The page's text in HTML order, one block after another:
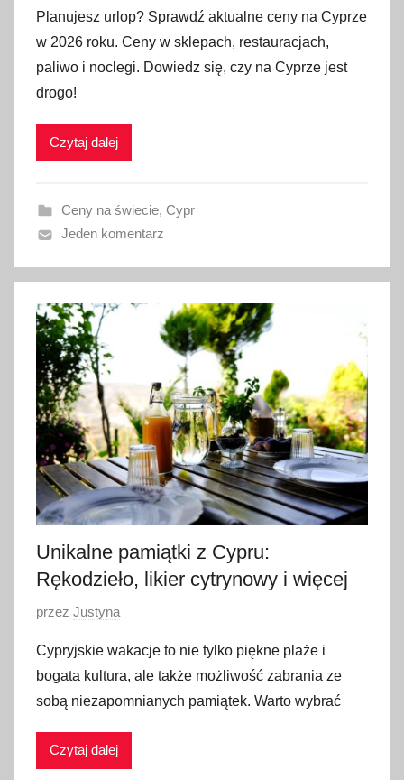
u
b
l
i
w
n
o
9
l
u
e
g
o
2
0
2
6
Planujesz urlop? Sprawdź aktualne ceny na Cyprze
w 2026 roku. Ceny w sklepach, restauracjach,
paliwo i noclegi. Dowiedz się, czy na Cyprze jest
drogo!
Czytaj dalej
Ceny na świecie, Cypr
Jeden komentarz
Unikalne pamiątki z Cypru:
Rękodzieło, likier cytrynowy i więcej
O
u
b
l
i
przez Justyna
Cypryjskie wakacje to nie tylko piękne plaże i
bogata kultura, ale także możliwość zabrania ze
sobą niezapomnianych pamiątek. Warto wybrać
Czytaj dalej